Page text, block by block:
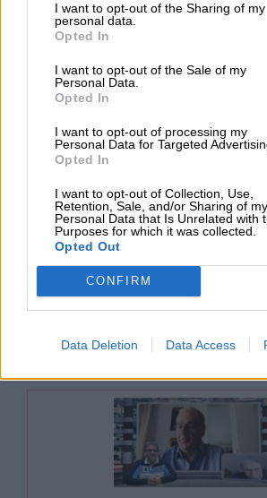
I want to opt-out of the Sharing of my
personal data.
Opted In
I want to opt-out of the Sale of my
Personal Data.
Opted In
I want to opt-out of processing my
Personal Data for Targeted
Opted In
I want to opt-out of Collection, Use,
Retention, Sale, and/or Sharing of my
Personal Data that Is Unrelated with
Purposes for which it was collected.
Opted Out
CONFIRM
Data Deletion Data Access
Por Jose Luis Martín
viernes, 8 de marzo de 2024
Analizamos el nuevo
Precios de Referencia
Por Jose Luis Martín